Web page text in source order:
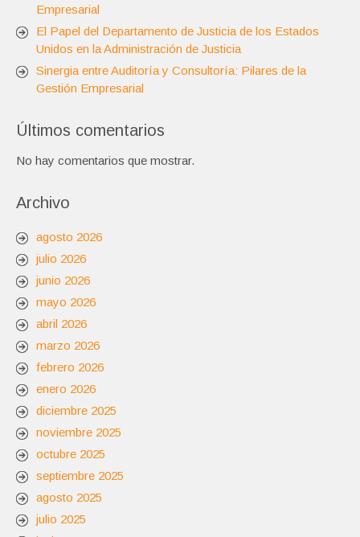
Empresarial
El Papel del Departamento de Justicia de los Estados
Unidos en la Administración de Justicia
Sinergia entre Auditoría y Consultoría: Pilares de la
Gestión Empresarial
Últimos comentarios
No hay comentarios que mostrar.
Archivo
agosto 2026
julio 2026
junio 2026
mayo 2026
abril 2026
marzo 2026
febrero 2026
enero 2026
diciembre 2025
noviembre 2025
octubre 2025
septiembre 2025
agosto 2025
julio 2025